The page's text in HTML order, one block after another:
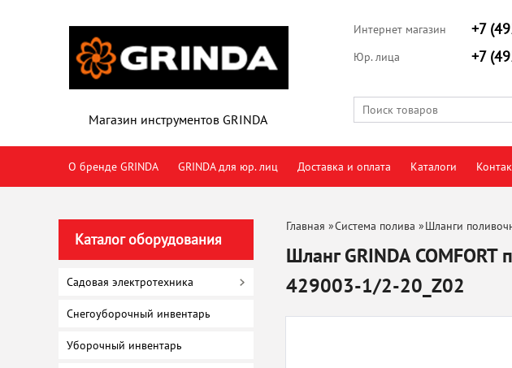
Магазин инструментов GRINDA
Интернет магазин +7
Юр. лица
+7
О бренде GRINDA GRINDA для юр. лиц Доставка и оплата Каталоги
Каталог оборудования
Садовая электротехника
Снегоуборочный инвентарь
Уборочный инвентарь
Главная »Система полива »Шланги
Шланг GRINDA
429003-1/2-20_Z02